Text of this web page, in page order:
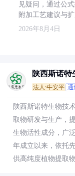
见疑问，通过公
附加工艺建议与扩
2026年8月4日
陕西斯诺特
法人:牛安平 通
陕西斯诺特生物技
取物研发与生产，
生物活性成分，广
年成立以来，依托
供高纯度植物提取